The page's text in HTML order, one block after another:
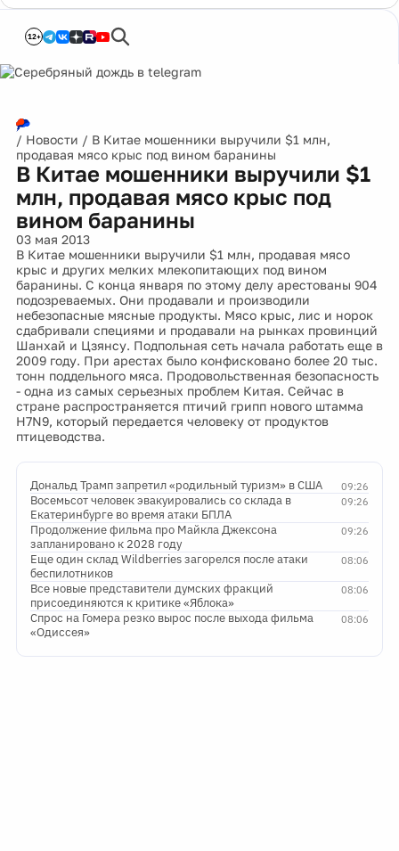
12+
/ Новости / В Китае мошенники выручили $1 млн,
продавая мясо крыс под вином баранины
В Китае мошенники выручили $1
млн, продавая мясо крыс под
вином баранины
03 мая 2013
В Китае мошенники выручили $1 млн, продавая мясо
крыс и других мелких млекопитающих под вином
баранины. С конца января по этому делу арестованы 904
подозреваемых. Они продавали и производили
небезопасные мясные продукты. Мясо крыс, лис и норок
сдабривали специями и продавали на рынках провинций
Шанхай и Цзянсу. Подпольная сеть начала работать еще в
2009 году. При арестах было конфисковано более 20 тыс.
тонн поддельного мяса. Продовольственная безопасность
- одна из самых серьезных проблем Китая. Сейчас в
стране распространяется птичий грипп нового штамма
H7N9, который передается человеку от продуктов
птицеводства.
09:26
Дональд Трамп запретил «родильный туризм» в США
09:26
Восемьсот человек эвакуировались со склада в
Екатеринбурге во время атаки БПЛА
09:26
Продолжение фильма про Майкла Джексона
запланировано к 2028 году
08:06
Еще один склад Wildberries загорелся после атаки
беспилотников
08:06
Все новые представители думских фракций
присоединяются к критике «Яблока»
08:06
Спрос на Гомера резко вырос после выхода фильма
«Одиссея»